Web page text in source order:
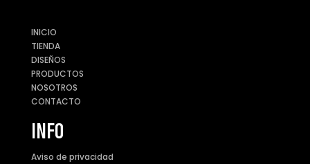
INICIO
TIENDA
DISEÑOS
PRODUCTOS
NOSOTROS
CONTACTO
INFO
Aviso de privacidad